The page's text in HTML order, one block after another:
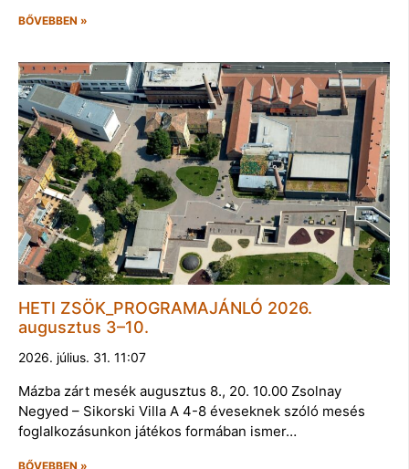
BŐVEBBEN »
HETI ZSÖK_PROGRAMAJÁNLÓ 2026.
augusztus 3–10.
2026. július. 31. 11:07
Mázba zárt mesék augusztus 8., 20. 10.00 Zsolnay
Negyed – Sikorski Villa A 4-8 éveseknek szóló mesés
foglalkozásunkon játékos formában ismer…
BŐVEBBEN »